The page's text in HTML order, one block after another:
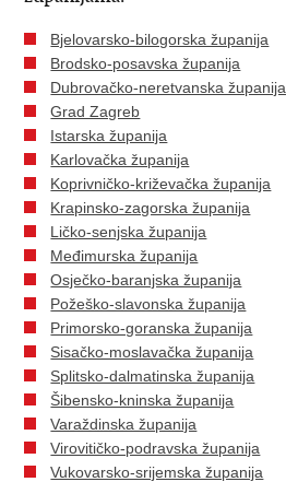
Bjelovarsko-bilogorska županija
Brodsko-posavska županija
Dubrovačko-neretvanska županija
Grad Zagreb
Istarska županija
Karlovačka županija
Koprivničko-križevačka županija
Krapinsko-zagorska županija
Ličko-senjska županija
Međimurska županija
Osječko-baranjska županija
Požeško-slavonska županija
Primorsko-goranska županija
Sisačko-moslavačka županija
Splitsko-dalmatinska županija
Šibensko-kninska županija
Varaždinska županija
Virovitičko-podravska županija
Vukovarsko-srijemska županija